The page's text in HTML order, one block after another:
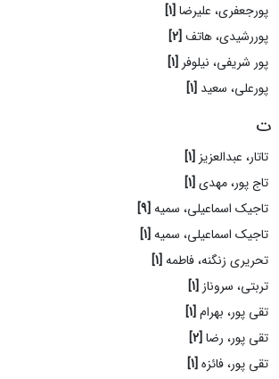
پورجعفری، علیرضا [1]
پوررشیدی، هاتف [2]
پور شریفی، نیلوفر [1]
پورعلی، سعید [1]
ت
تاتار، عبدالعزیز [1]
تاج پور، مهدی [1]
تاجیک اسماعیلی، سمیه [9]
تاجیک اسماعیلی، سمیه [1]
تحریری زنگنه، فاطمه [1]
تربتی، سروناز [1]
تقی پور، بهرام [1]
تقی پور، رضا [2]
تقی پور، فائزه [1]